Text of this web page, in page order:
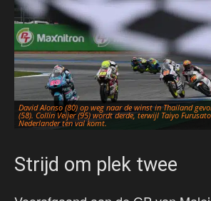
David Alonso (80) op weg naar de winst in Thailand
(58). Collin Veijer (95) wordt derde, terwijl Taiyo
Nederlander ten val komt.
Strijd om plek twee